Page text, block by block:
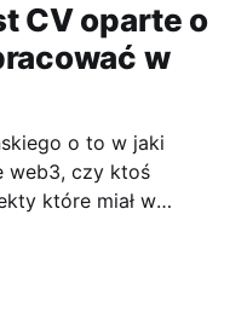
CV oparte o
w
o to w jaki
web3, czy ktoś
które miał w